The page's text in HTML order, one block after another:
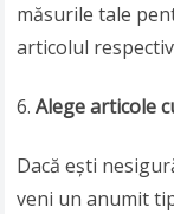
măsurile tale
articolul
Alege articole
Dacă ești
veni un anumit